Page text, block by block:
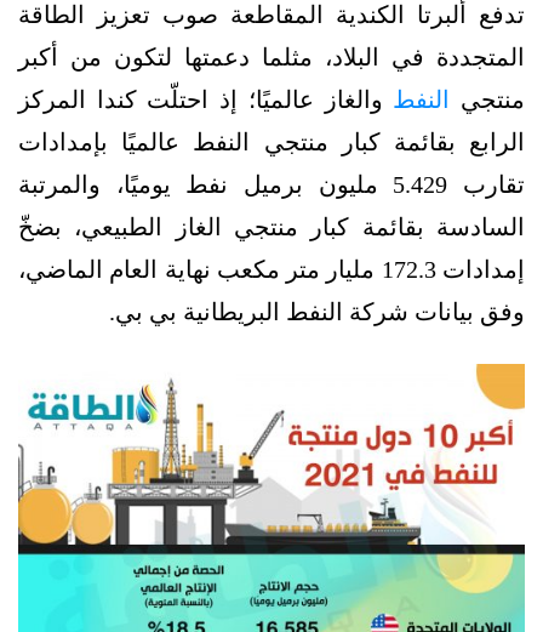
تدفع ألبرتا الكندية المقاطعة صوب تعزيز الطاقة
المتجددة في البلاد، مثلما دعمتها لتكون من أكبر
منتجي
النفط والغاز عالميًا؛ إذ احتلّت كندا المركز
الرابع بقائمة كبار منتجي النفط عالميًا بإمدادات
تقارب 5.429 مليون برميل نفط يوميًا، والمرتبة
السادسة بقائمة كبار منتجي الغاز الطبيعي، بضخّ
إمدادات 172.3 مليار متر مكعب نهاية العام الماضي،
وفق بيانات شركة النفط البريطانية بي بي.